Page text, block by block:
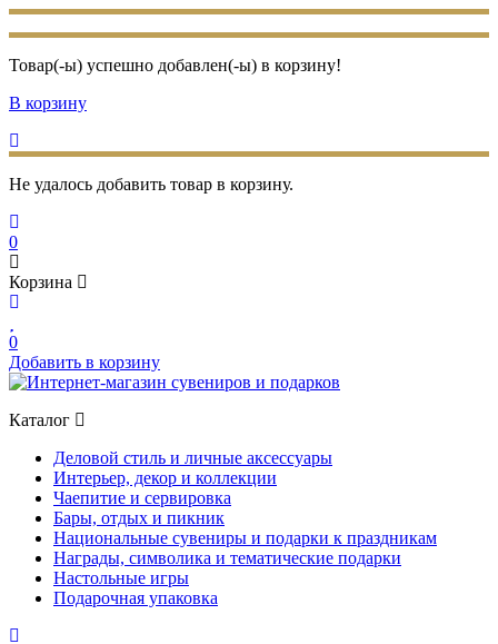
Товар(-ы) успешно добавлен(-ы) в корзину!
В корзину
Не удалось добавить товар в корзину.
0
Корзина
0
Добавить в корзину
Каталог
Деловой стиль и личные аксессуары
Интерьер, декор и коллекции
Чаепитие и сервировка
Бары, отдых и пикник
Национальные сувениры и подарки к праздникам
Награды, символика и тематические подарки
Настольные игры
Подарочная упаковка